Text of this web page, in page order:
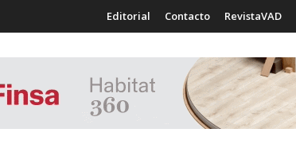
Editorial Contacto RevistaVAD